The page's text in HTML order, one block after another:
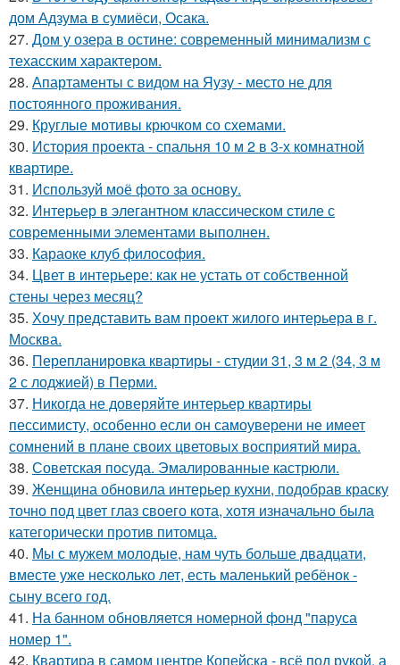
дом Адзума в сумиёси, Осака.
27. Дом у озера в остине: современный минимализм с
техасским характером.
28. Апартаменты с видом на Яузу - место не для
постоянного проживания.
29. Круглые мотивы крючком со схемами.
30. История проекта - спальня 10 м 2 в 3-х комнатной
квартире.
31. Используй моё фото за основу.
32. Интерьер в элегантном классическом стиле с
современными элементами выполнен.
33. Караоке клуб философия.
34. Цвет в интерьере: как не устать от собственной
стены через месяц?
35. Хочу представить вам проект жилого интерьера в г.
Москва.
36. Перепланировка квартиры - студии 31, 3 м 2 (34, 3 м
2 с лоджией) в Перми.
37. Никогда не доверяйте интерьер квартиры
пессимисту, особенно если он самоуверени не имеет
сомнений в плане своих цветовых восприятий мира.
38. Советская посуда. Эмалированные кастрюли.
39. Женщина обновила интерьер кухни, подобрав краску
точно под цвет глаз своего кота, хотя изначально была
категорически против питомца.
40. Мы с мужем молодые, нам чуть больше двадцати,
вместе уже несколько лет, есть маленький ребёнок -
сыну всего год.
41. На банном обновляется номерной фонд "паруса
номер 1".
42. Квартира в самом центре Копейска - всё под рукой, а